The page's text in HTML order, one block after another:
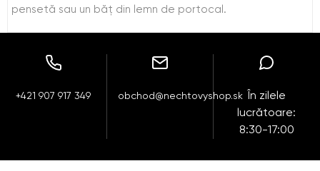
pensetă sau un băţ din lemn de portocal.
+421 907 917 349 obchod@nechtovyshop.sk
În zilele
lucrătoare:
8:30-17:00